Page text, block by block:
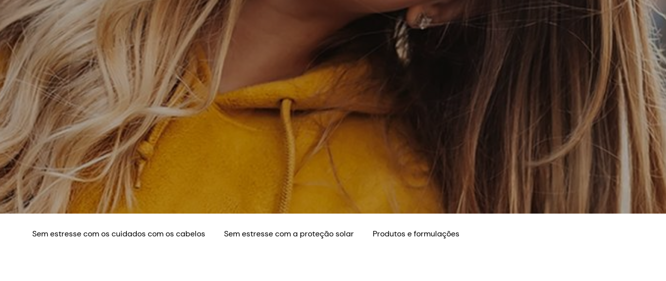
Sem estresse com os cuidados com os cabelos Sem estresse com a proteção solar Produtos e formulações